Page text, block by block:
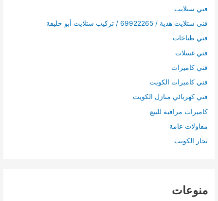
فني ستلايت
فني ستلايت هدية / 69922265 / تركيب ستلايت أبو حليفة
فني طباخات
فني غسلات
فني كاميرات
فني كاميرات الكويت
فني كهربائي منازل الكويت
كاميرات مراقبة للبيع
مقاولات عامة
نجار الكويت
منوعات